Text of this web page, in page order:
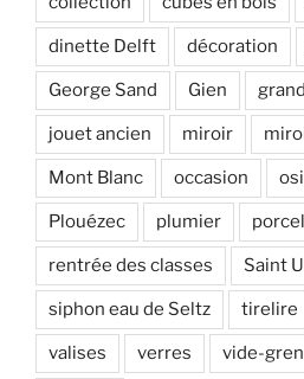
dinette Delft décoration
George Sand Gien
jouet ancien miroir
Mont Blanc occasion
Plouézec plumier
rentrée des classes Saint
siphon eau de Seltz tirelire
valises verres vide-